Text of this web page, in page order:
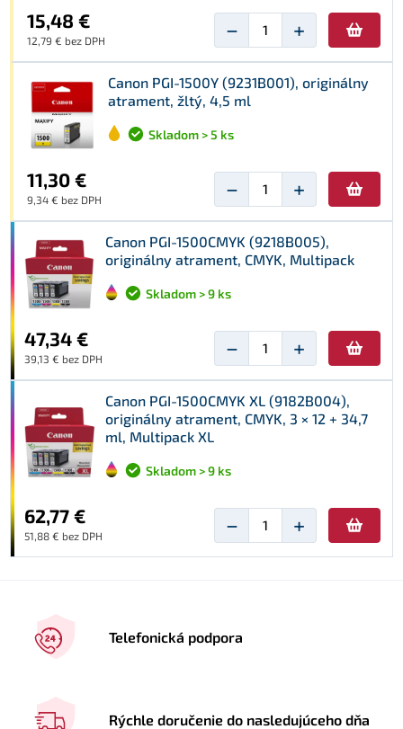
15,48 €
12,79 € bez DPH − +
Canon PGI-1500Y (9231B001), originálny
atrament, žltý, 4,5 ml
Skladom > 5 ks
11,30 €
9,34 € bez DPH − +
Canon PGI-1500CMYK (9218B005),
originálny atrament, CMYK, Multipack
Skladom > 9 ks
47,34 €
39,13 € bez DPH − +
Canon PGI-1500CMYK XL (9182B004),
originálny atrament, CMYK, 3 × 12 + 34,7
ml, Multipack XL
Skladom > 9 ks
62,77 €
51,88 € bez DPH − +
Telefonická podpora
Rýchle doručenie do nasledujúceho dňa